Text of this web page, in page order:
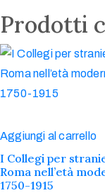
Prodotti
Aggiungi al carrello
I Collegi per
Roma nell’età
1750-1915